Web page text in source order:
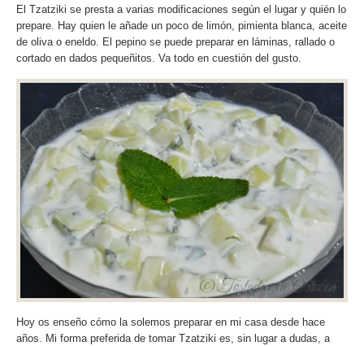
El Tzatziki se presta a varias modificaciones según el lugar y quién lo
prepare. Hay quien le añade un poco de limón, pimienta blanca, aceite
de oliva o eneldo. El pepino se puede preparar en láminas, rallado o
cortado en dados pequeñitos. Va todo en cuestión del gusto.
Hoy os enseño cómo la solemos preparar en mi casa desde hace
años. Mi forma preferida de tomar Tzatziki es, sin lugar a dudas, a